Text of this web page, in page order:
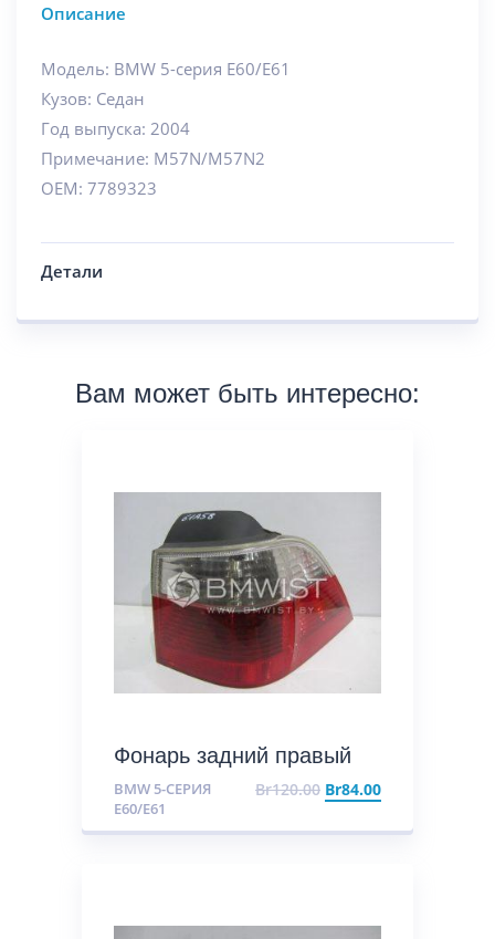
Описание
Модель: BMW 5-серия E60/E61
Кузов: Седан
Год выпуска: 2004
Примечание: M57N/M57N2
OEM: 7789323
Детали
Вам может быть интересно:
Фонарь задний правый
BMW 5-СЕРИЯ
E60/E61
Br120.00 Br84.00